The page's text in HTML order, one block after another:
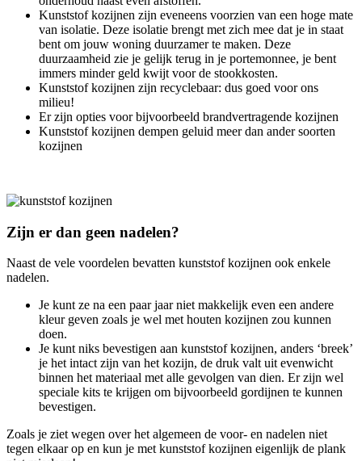
Kunststof kozijnen zijn eveneens voorzien van een hoge mate
van isolatie. Deze isolatie brengt met zich mee dat je in staat
bent om jouw woning duurzamer te maken. Deze
duurzaamheid zie je gelijk terug in je portemonnee, je bent
immers minder geld kwijt voor de stookkosten.
Kunststof kozijnen zijn recyclebaar: dus goed voor ons
milieu!
Er zijn opties voor bijvoorbeeld brandvertragende kozijnen
Kunststof kozijnen dempen geluid meer dan ander soorten
kozijnen
Zijn er dan geen nadelen?
Naast de vele voordelen bevatten kunststof kozijnen ook enkele
nadelen.
Je kunt ze na een paar jaar niet makkelijk even een andere
kleur geven zoals je wel met houten kozijnen zou kunnen
doen.
Je kunt niks bevestigen aan kunststof kozijnen, anders ‘breek’
je het intact zijn van het kozijn, de druk valt uit evenwicht
binnen het materiaal met alle gevolgen van dien. Er zijn wel
speciale kits te krijgen om bijvoorbeeld gordijnen te kunnen
bevestigen.
Zoals je ziet wegen over het algemeen de voor- en nadelen niet
tegen elkaar op en kun je met kunststof kozijnen eigenlijk de plank